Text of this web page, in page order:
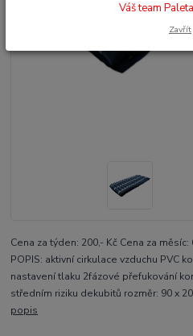
Cena za týden: 200,- Kč Cena za měsíc:
POPIS: aktivní cirkulace vzduchu PVC
nastavení tlaku 2fázové přefukování
středním riziku dekubitů rozměr: 90 x
popis
Váš team
Zavřít